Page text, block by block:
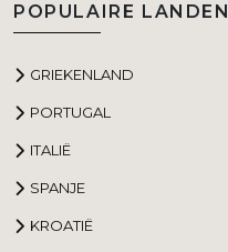
POPULAIRE LANDEN
GRIEKENLAND
PORTUGAL
ITALIË
SPANJE
KROATIË